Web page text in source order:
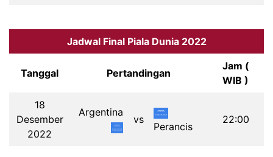
Jadwal Final Piala Dunia 2022
Tanggal Pertandingan
Jam (
WIB )
18
Desember
2022
Argentina
vs
Perancis
22:00